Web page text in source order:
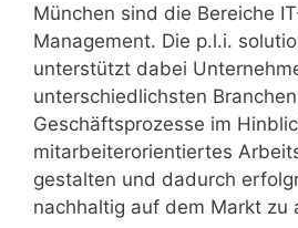
München sind die Bereiche
Management. Die p.l.i.
unterstützt dabei
unterschiedlichsten
Geschäftsprozesse im
mitarbeiterorientiertes
gestalten und dadurch
nachhaltig auf dem Markt zu